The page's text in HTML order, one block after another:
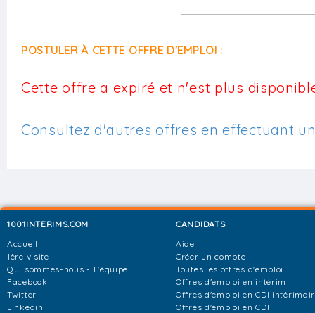
POSTULER À CETTE OFFRE D'EMPLOI :
Cette offre a expiré et n'est plus
Consultez d'autres offres en effectuant
1001INTERIMS.COM
Accueil
1ère visite
Qui sommes-nous - L'équipe
Facebook
Twitter
Linkedin
CANDIDATS
Aide
Créer un compte
Toutes les offres d'emploi
Offres d'emploi en intérim
Offres d'emploi en CDI
Offres d'emploi en CDI